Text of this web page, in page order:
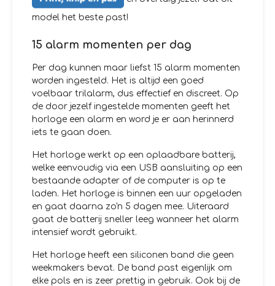
model het beste past!
15 alarm momenten per dag
Per dag kunnen maar liefst 15 alarm momenten
worden ingesteld. Het is altijd een goed
voelbaar trilalarm, dus effectief en discreet. Op
de door jezelf ingestelde momenten geeft het
horloge een alarm en word je er aan herinnerd
iets te gaan doen.
Het horloge werkt op een oplaadbare batterij,
welke eenvoudig via een USB aansluiting op een
bestaande adapter of de computer is op te
laden. Het horloge is binnen een uur opgeladen
en gaat daarna zo'n 5 dagen mee. Uiteraard
gaat de batterij sneller leeg wanneer het alarm
intensief wordt gebruikt.
Het horloge heeft een siliconen band die geen
weekmakers bevat. De band past eigenlijk om
elke pols en is zeer prettig in gebruik. Ook bij de